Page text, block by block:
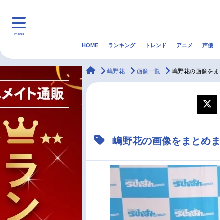
menu
マンガ・ラノベ 音楽
アニメ記事一覧
声優記事一覧
HOME ランキング トレンド アニメ 声優
animateTimes
嶋野花 画像一覧 嶋野花の画像を
嶋野花の画像をまとめ